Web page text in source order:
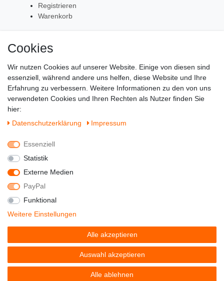
Registrieren
Warenkorb
Zahlung & Versand
Preisangaben inkl. gesetzl. MwSt. | Grundpreise siehe
Artikeldetail | *Gilt für Lieferungen nach Deutschland!
Cookies
Wir nutzen Cookies auf unserer Website. Einige von diesen sind
essenziell, während andere uns helfen, diese Website und Ihre
Erfahrung zu verbessern. Weitere Informationen zu den von uns
verwendeten Cookies und Ihren Rechten als Nutzer finden Sie
hier:
Daten­schutz­erklärung
Impressum
Essenziell
Statistik
Externe Medien
PayPal
Funktional
Weitere Einstellungen
Alle akzeptieren
Auswahl akzeptieren
Alle ablehnen